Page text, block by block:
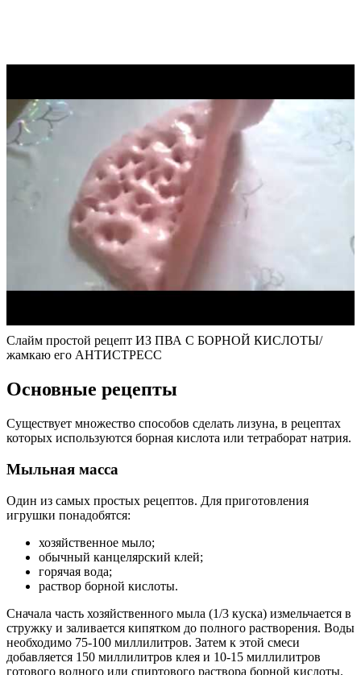
Слайм простой рецепт ИЗ ПВА С БОРНОЙ КИСЛОТЫ/
жамкаю его АНТИСТРЕСС
Основные рецепты
Существует множество способов сделать лизуна, в рецептах
которых используются борная кислота или тетраборат натрия.
Мыльная масса
Один из самых простых рецептов. Для приготовления
игрушки понадобятся:
хозяйственное мыло;
обычный канцелярский клей;
горячая вода;
раствор борной кислоты.
Сначала часть хозяйственного мыла (1/3 куска) измельчается в
стружку и заливается кипятком до полного растворения. Воды
необходимо 75-100 миллилитров. Затем к этой смеси
добавляется 150 миллилитров клея и 10-15 миллилитров
готового водного или спиртового раствора борной кислоты.